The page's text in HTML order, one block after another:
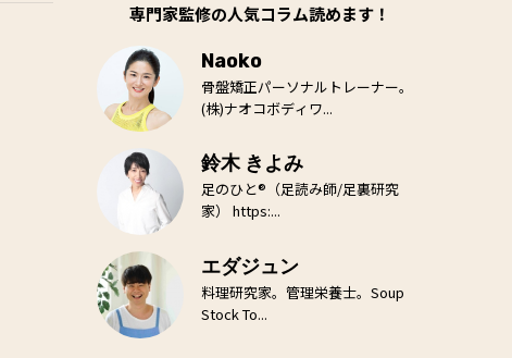
専門家監修の人気コラム読めます！
Naoko
骨盤矯正パーソナルトレーナー。
(株)ナオコボディワ...
鈴木 きよみ
足のひと®（足読み師/足裏研究
家） https:...
エダジュン
料理研究家。管理栄養士。Soup
Stock To...